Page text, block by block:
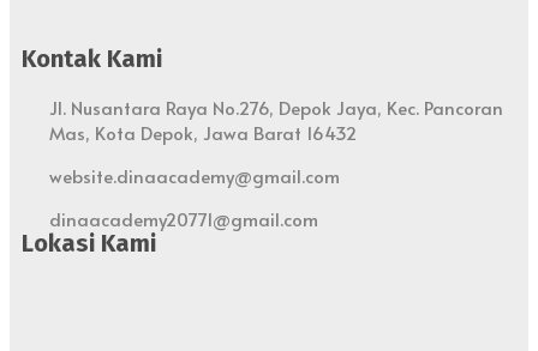
Kontak Kami
Jl. Nusantara Raya No.276, Depok Jaya, Kec. Pancoran
Mas, Kota Depok, Jawa Barat 16432
website.dinaacademy@gmail.com
dinaacademy20771@gmail.com
Lokasi Kami